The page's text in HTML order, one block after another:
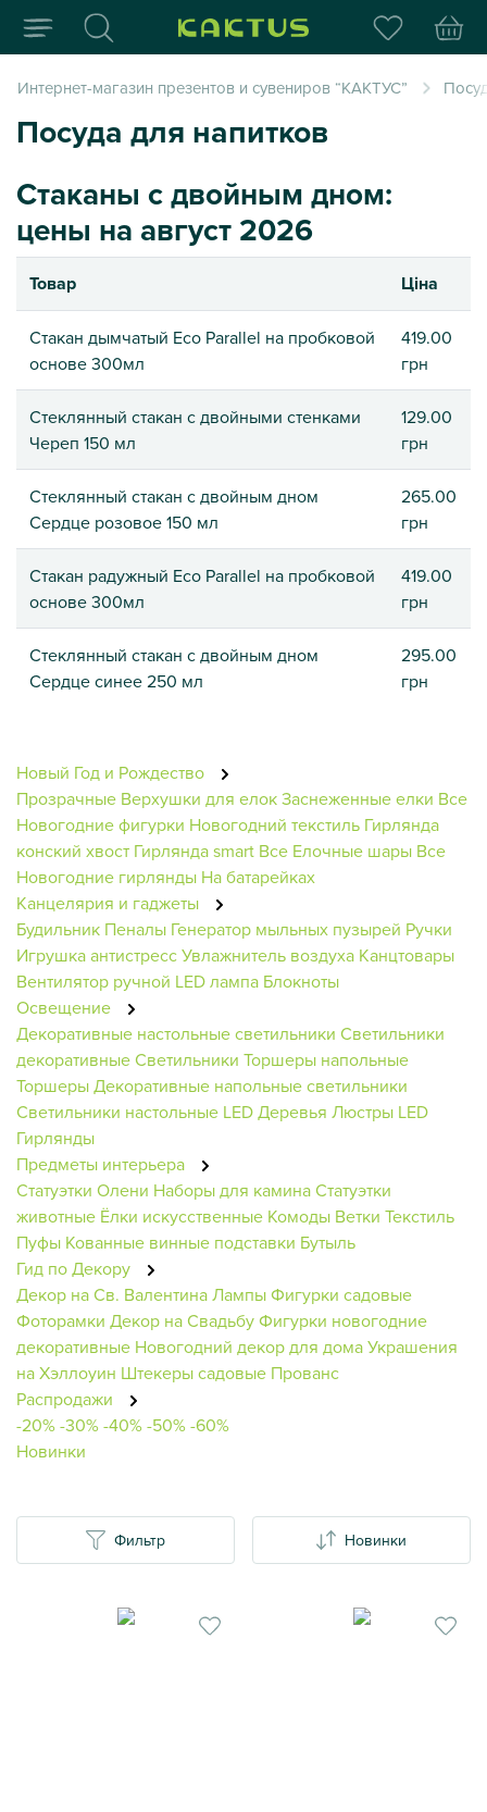
Интернет-магазин
Интернет-магазин презентов и сувениров “КАКТУС”
Посуда для напитков
Фильтр Новинки
Стаканы с двойным дном:
цены на август 2026
Товар Ціна
Стакан дымчатый Eco Parallel на пробковой
основе 300мл
419.00
грн
Стеклянный стакан с двойными стенками
Череп 150 мл
129.00
грн
Стеклянный стакан с двойным дном
Сердце розовое 150 мл
265.00
грн
Стакан радужный Eco Parallel на пробковой
основе 300мл
419.00
грн
Стеклянный стакан с двойным дном
Сердце синее 250 мл
295.00
грн
Новый Год и Рождество
Прозрачные Верхушки для елокЗаснеженные елки Все
Новогодние фигурки Новогодний текстиль Гирлянда
конский хвост Гирлянда smart Все Елочные шары Все
Новогодние гирлянды На батарейках
Канцелярия и гаджеты
Будильник Пеналы Генератор мыльных пузырей Ручки
Игрушка антистрессУвлажнитель воздуха Канцтовары
Вентилятор ручной LED лампа Блокноты
Освещение
Декоративные настольные светильники Светильники
декоративныеСветильники Торшеры напольные
ТоршерыДекоративные напольные светильники
Светильники настольные LED Деревья Люстры LED
Гирлянды
Предметы интерьера
Статуэтки Олени Наборы для каминаСтатуэтки
животные Ёлки искусственные Комоды Ветки Текстиль
Пуфы Кованные винные подставки Бутыль
Гид по Декору
Декор на Св. ВалентинаЛампыФигурки садовые
Фоторамки Декор на СвадьбуФигурки новогодние
декоративные Новогодний декор для домаУкрашения
на Хэллоуин Штекеры садовые Прованс
Распродажи
-20%-30%-40%-50%-60%
Новинки